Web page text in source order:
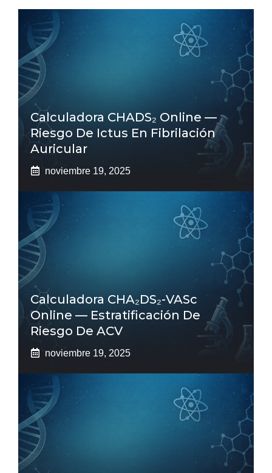
Calculadora CHADS₂ Online —
Riesgo De Ictus En Fibrilación
Auricular
noviembre 19, 2025
Calculadora CHA₂DS₂-VASc
Online — Estratificación De
Riesgo De ACV
noviembre 19, 2025